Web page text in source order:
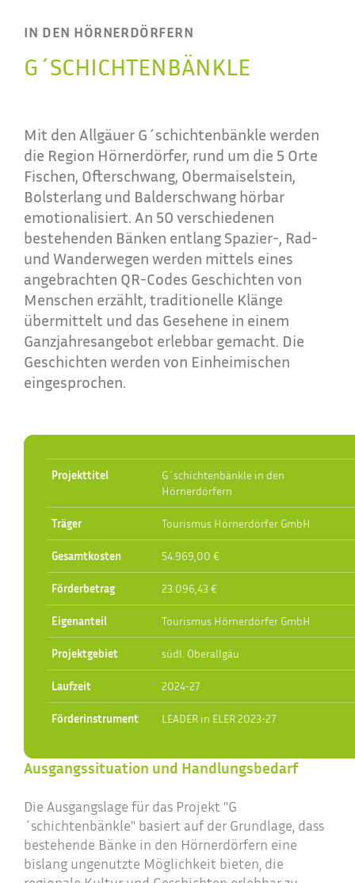
IN DEN HÖRNERDÖRFERN
G´SCHICHTENBÄNKLE
Mit den Allgäuer G´schichtenbänkle werden
die Region Hörnerdörfer, rund um die 5 Orte
Fischen, Ofterschwang, Obermaiselstein,
Bolsterlang und Balderschwang hörbar
emotionalisiert. An 50 verschiedenen
bestehenden Bänken entlang Spazier-, Rad-
und Wanderwegen werden mittels eines
angebrachten QR-Codes Geschichten von
Menschen erzählt, traditionelle Klänge
übermittelt und das Gesehene in einem
Ganzjahresangebot erlebbar gemacht. Die
Geschichten werden von Einheimischen
eingesprochen.
Projekttitel
G´schichtenbänkle in den
Hörnerdörfern
Träger Tourismus Hörnerdörfer GmbH
Gesamtkosten 54.969,00 €
Förderbetrag 23.096,43 €
Eigenanteil Tourismus Hörnerdörfer GmbH
Projektgebiet südl. Oberallgäu
Laufzeit 2024-27
Förderinstrument LEADER in ELER 2023-27
Ausgangssituation und Handlungsbedarf
Die Ausgangslage für das Projekt "G
´schichtenbänkle" basiert auf der Grundlage, dass
bestehende Bänke in den Hörnerdörfern eine
bislang ungenutzte Möglichkeit bieten, die